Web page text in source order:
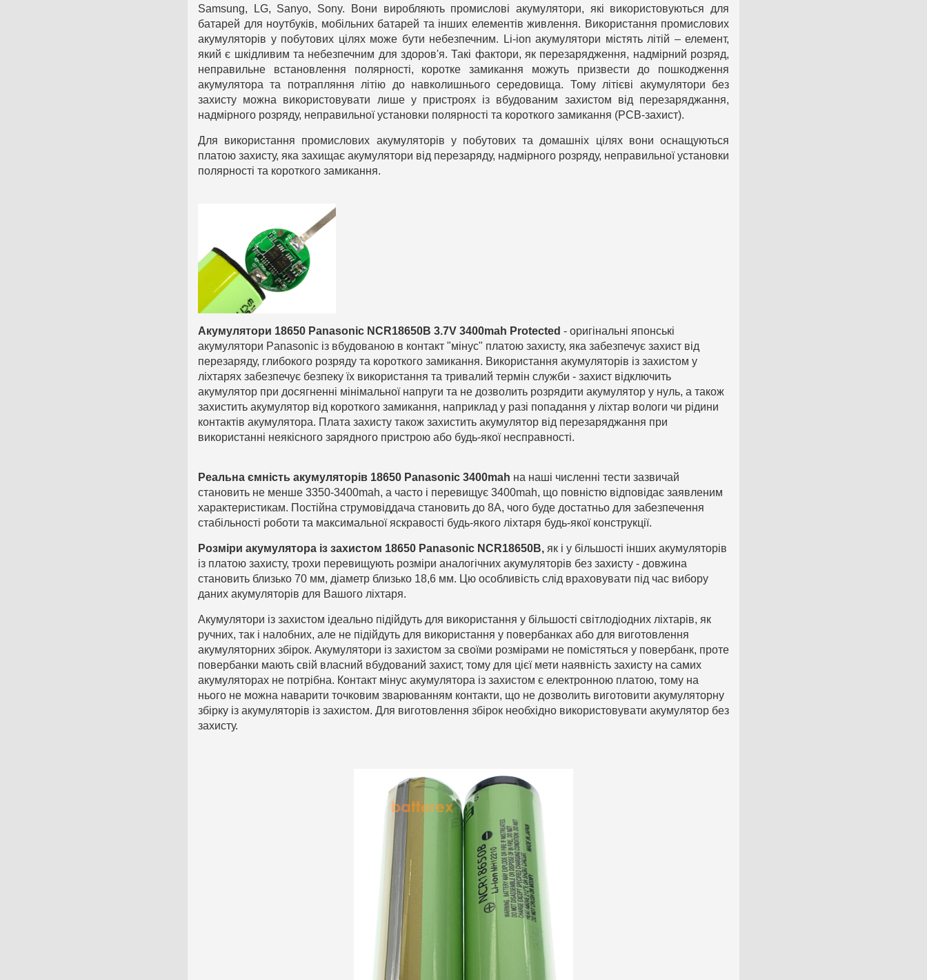
Samsung, LG, Sanyo, Sony. Вони виробляють промислові акумулятори, які використовуються для
батарей для ноутбуків, мобільних батарей та інших елементів живлення. Використання промислових
акумуляторів у побутових цілях може бути небезпечним. Li-ion акумулятори містять літій – елемент,
який є шкідливим та небезпечним для здоров'я. Такі фактори, як перезарядження, надмірний розряд,
неправильне встановлення полярності, коротке замикання можуть призвести до пошкодження
акумулятора та потрапляння літію до навколишнього середовища. Тому літієві акумулятори без
захисту можна використовувати лише у пристроях із вбудованим захистом від перезаряджання,
надмірного розряду, неправильної установки полярності та короткого замикання (PCB-захист).
Для використання промислових акумуляторів у побутових та домашніх цілях вони оснащуються
платою захисту, яка захищає акумулятори від перезаряду, надмірного розряду, неправильної установки
полярності та короткого замикання.
Акумулятори 18650 Panasonic NCR18650B 3.7V 3400mah Protected - оригінальні японські
акумулятори Panasonic із вбудованою в контакт "мінус" платою захисту, яка забезпечує захист від
перезаряду, глибокого розряду та короткого замикання. Використання акумуляторів із захистом у
ліхтарях забезпечує безпеку їх використання та тривалий термін служби - захист відключить
акумулятор при досягненні мінімальної напруги та не дозволить розрядити акумулятор у нуль, а також
захистить акумулятор від короткого замикання, наприклад у разі попадання у ліхтар вологи чи рідини
контактів акумулятора. Плата захисту також захистить акумулятор від перезаряджання при
використанні неякісного зарядного пристрою або будь-якої несправності.
Реальна ємність акумуляторів 18650 Panasonic 3400mah на наші численні тести зазвичай
становить не менше 3350-3400mah, а часто і перевищує 3400mah, що повністю відповідає заявленим
характеристикам. Постійна струмовіддача становить до 8А, чого буде достатньо для забезпечення
стабільності роботи та максимальної яскравості будь-якого ліхтаря будь-якої конструкції.
Розміри акумулятора із захистом 18650 Panasonic NCR18650B, як і у більшості інших акумуляторів
із платою захисту, трохи перевищують розміри аналогічних акумуляторів без захисту - довжина
становить близько 70 мм, діаметр близько 18,6 мм. Цю особливість слід враховувати під час вибору
даних акумуляторів для Вашого ліхтаря.
Акумулятори із захистом ідеально підійдуть для використання у більшості світлодіодних ліхтарів, як
ручних, так і налобних, але не підійдуть для використання у повербанках або для виготовлення
акумуляторних збірок. Акумулятори із захистом за своїми розмірами не помістяться у повербанк, проте
повербанки мають свій власний вбудований захист, тому для цієї мети наявність захисту на самих
акумуляторах не потрібна. Контакт мінус акумулятора із захистом є електронною платою, тому на
нього не можна наварити точковим зварюванням контакти, що не дозволить виготовити акумуляторну
збірку із акумуляторів із захистом. Для виготовлення збірок необхідно використовувати акумулятор без
захисту.